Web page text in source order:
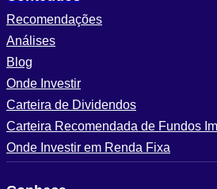
Recomendações
Análises
Blog
Onde Investir
Carteira de Dividendos
Carteira Recomendada de Fundos
Onde Investir em Renda Fixa